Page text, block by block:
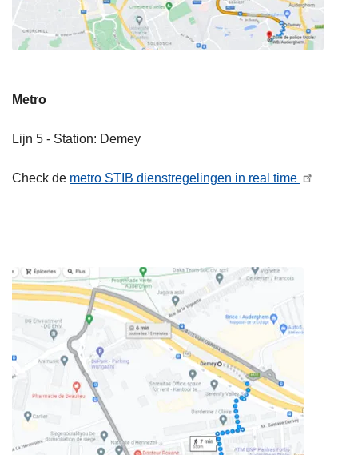
Metro
Lijn 5 - Station: Demey
Check de metro STIB dienstregelingen in real time